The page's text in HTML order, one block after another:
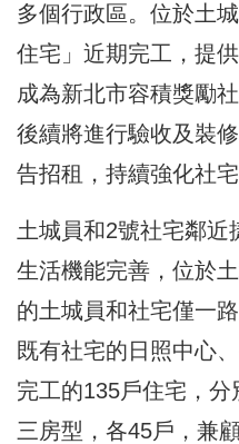
多個行政區。位於土
住宅」近期完工，提
成為新北市容積獎勵
後續將進行驗收及裝
告招租，持續強化社宅
土城員和2號社宅鄰近
生活機能完善，位於
的土城員和社宅僅一
既有社宅的日照中心
完工的135戶住宅，
三房型，各45戶，兼